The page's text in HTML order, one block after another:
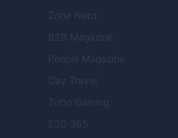
Zona Nerd
B2B Magazine
People Magazine
Day Travel
Tutto Gaming
ESG 365